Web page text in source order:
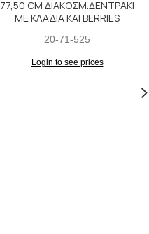
77,50 CM ΔΙΑΚΟΣΜ.ΔΕΝΤΡΑΚΙ
ΜΕ ΚΛΑΔΙΑ ΚΑΙ BERRIES
20-71-525
Login to see prices